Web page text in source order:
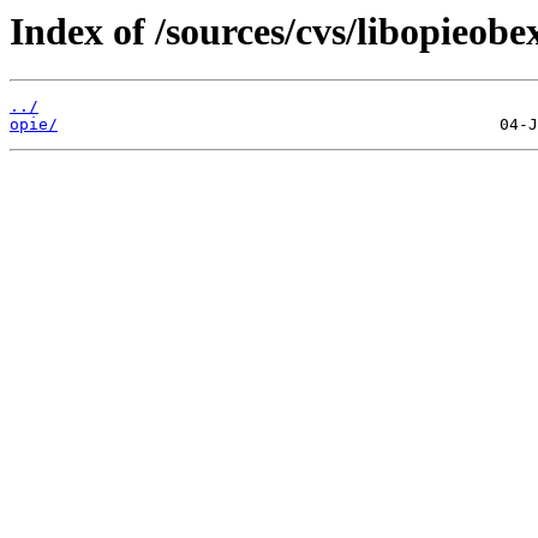
Index of /sources/cvs/
../
opie/